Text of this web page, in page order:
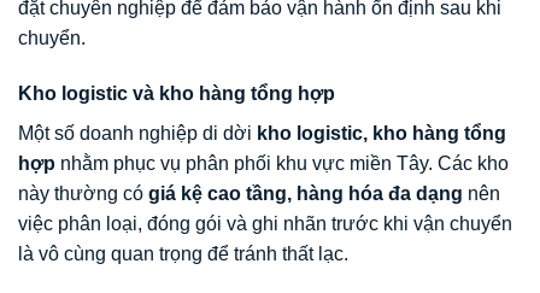
đặt chuyên nghiệp để đảm bảo vận hành ổn định sau khi
chuyển.
Kho logistic và kho hàng tổng hợp
Một số doanh nghiệp di dời kho logistic, kho hàng tổng
hợp nhằm phục vụ phân phối khu vực miền Tây. Các kho
này thường có giá kệ cao tầng, hàng hóa đa dạng nên
việc phân loại, đóng gói và ghi nhãn trước khi vận chuyển
là vô cùng quan trọng để tránh thất lạc.